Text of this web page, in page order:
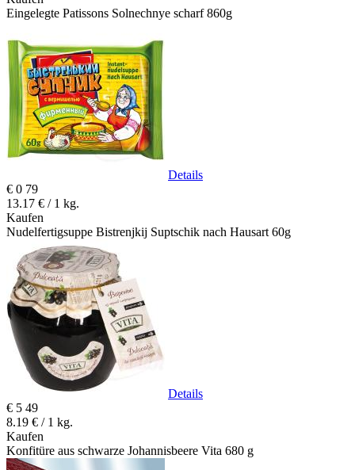
Eingelegte Patissons Solnechnye scharf 860g
Details
€ 0 79
13.17 € / 1 kg.
Kaufen
Nudelfertigsuppe Bistrenjkij Suptschik nach Hausart 60g
Details
€ 5 49
8.19 € / 1 kg.
Kaufen
Konfitüre aus schwarze Johannisbeere Vita 680 g